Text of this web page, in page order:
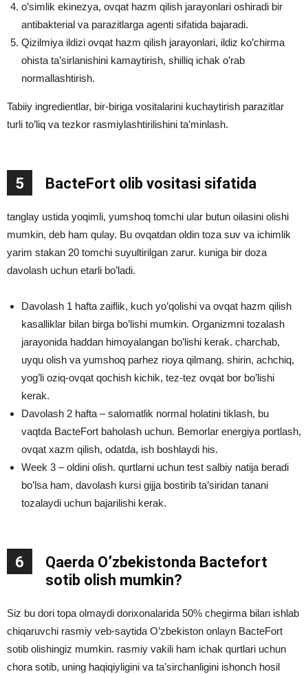
o’simlik ekinezya, ovqat hazm qilish jarayonlari oshiradi bir
antibakterial va parazitlarga agenti sifatida bajaradi.
Qizilmiya ildizi ovqat hazm qilish jarayonlari, ildiz ko’chirma
ohista ta’sirlanishini kamaytirish, shilliq ichak o’rab
normallashtirish.
Tabiiy ingredientlar, bir-biriga vositalarini kuchaytirish parazitlar
turli to’liq va tezkor rasmiylashtirilishini ta’minlash.
5 BacteFort olib vositasi sifatida
tanglay ustida yoqimli, yumshoq tomchi ular butun oilasini olishi
mumkin, deb ham qulay. Bu ovqatdan oldin toza suv va ichimlik
yarim stakan 20 tomchi suyultirilgan zarur. kuniga bir doza
davolash uchun etarli bo’ladi.
Davolash 1 hafta zaiflik, kuch yo’qolishi va ovqat hazm qilish
kasalliklar bilan birga bo’lishi mumkin. Organizmni tozalash
jarayonida haddan himoyalangan bo’lishi kerak. charchab,
uyqu olish va yumshoq parhez rioya qilmang. shirin, achchiq,
yog’li oziq-ovqat qochish kichik, tez-tez ovqat bor bo’lishi
kerak.
Davolash 2 hafta – salomatlik normal holatini tiklash, bu
vaqtda BacteFort baholash uchun. Bemorlar energiya portlash,
ovqat xazm qilish, odatda, ish boshlaydi his.
Week 3 – oldini olish. qurtlarni uchun test salbiy natija beradi
bo’lsa ham, davolash kursi gijja bostirib ta’siridan tanani
tozalaydi uchun bajarilishi kerak.
6
Qaerda O’zbekistonda Bactefort
sotib olish mumkin?
Siz bu dori topa olmaydi dorixonalarida 50% chegirma bilan ishlab
chiqaruvchi rasmiy veb-saytida O’zbekiston onlayn BacteFort
sotib olishingiz mumkin. rasmiy vakili ham ichak qurtlari uchun
chora sotib, uning haqiqiyligini va ta’sirchanligini ishonch hosil